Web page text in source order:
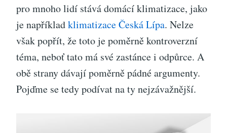
pro mnoho lidí stává domácí klimatizace, jako
je napříkladklimatizace Česká Lípa. Nelze
však popřít, že toto je poměrně kontroverzní
téma, neboť tato má své zastánce i odpůrce. A
obě strany dávají poměrně pádné argumenty.
Pojďme se tedy podívat na ty nejzávažnější.